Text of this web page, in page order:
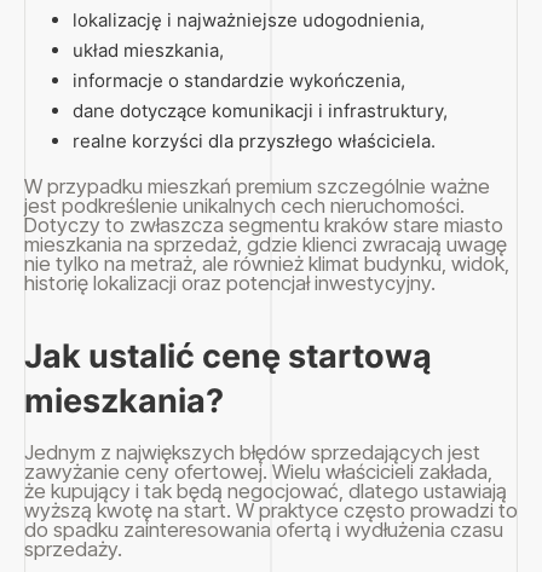
lokalizację i najważniejsze udogodnienia,
układ mieszkania,
informacje o standardzie wykończenia,
dane dotyczące komunikacji i infrastruktury,
realne korzyści dla przyszłego właściciela.
W przypadku mieszkań premium szczególnie ważne
jest podkreślenie unikalnych cech nieruchomości.
Dotyczy to zwłaszcza segmentu kraków stare miasto
mieszkania na sprzedaż, gdzie klienci zwracają uwagę
nie tylko na metraż, ale również klimat budynku, widok,
historię lokalizacji oraz potencjał inwestycyjny.
Jak ustalić cenę startową
mieszkania?
Jednym z największych błędów sprzedających jest
zawyżanie ceny ofertowej. Wielu właścicieli zakłada,
że kupujący i tak będą negocjować, dlatego ustawiają
wyższą kwotę na start. W praktyce często prowadzi to
do spadku zainteresowania ofertą i wydłużenia czasu
sprzedaży.